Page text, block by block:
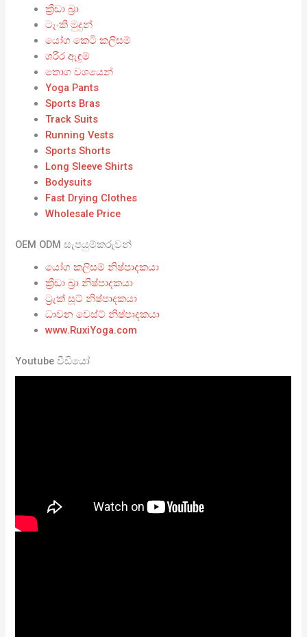
ක්‍රීඩා බ්‍රා
ටැංකි මුදුන්
යෝග කෙටි කලිසම්
ශරීර ඇඳුම්
තොග වශයෙන්
Yoga Pants
Sports Bras
Track Suits
Running Vests
Sports Shorts
Long Sleeve Shirts
Bodysuits
Fast Drying Clothes
Wholesale Price
OEM ODM සැපයුම්කරුවන්
යෝග කලිසම් නිෂ්පාදකයා
ක්‍රීඩා බ්‍රා නිෂ්පාදකයා
ට්‍රැක් සූට් නිෂ්පාදකයා
ධාවන වෙස්ට් නිෂ්පාදකයා
www.RuxiYoga.com
Youtube වීඩියෝ